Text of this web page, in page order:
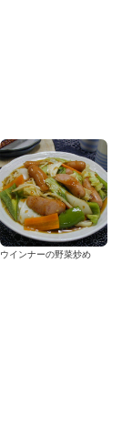
ウインナーの野菜炒め